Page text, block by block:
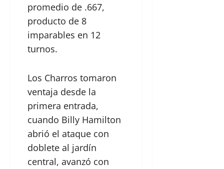
promedio de .667,
producto de 8
imparables en 12
turnos.
Los Charros tomaron
ventaja desde la
primera entrada,
cuando Billy Hamilton
abrió el ataque con
doblete al jardín
central, avanzó con